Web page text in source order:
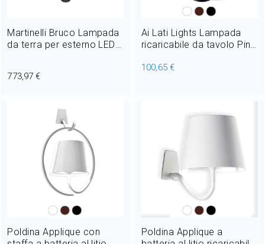
Martinelli Bruco Lampada
da terra per esterno LED
773,97 €
Ai Lati Lights Lampada
ricaricabile da tavolo Pina
cm Dimmer - Per uso
100,65 €
Poldina Applique con
Poldina Applique a